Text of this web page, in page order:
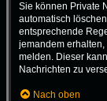
Sie können Private
automatisch
entsprechende
jemandem
melden. Dieser
Nachrichten zu
Nach oben